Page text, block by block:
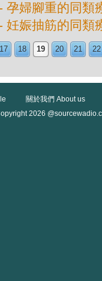
孕婦腳重的同類
妊娠抽筋的同類
17 18 19 20 21 22
關於我們 About us
2026